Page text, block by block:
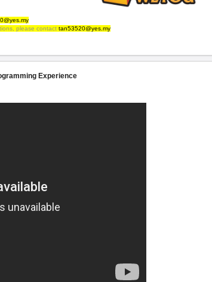
please contact tan53520@yes.my
Experience